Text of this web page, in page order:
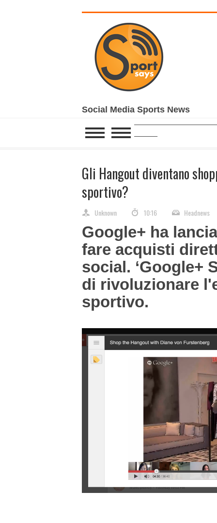
Social Media Sports News
__________________________
Gli Hangout diventano
sportivo?
Unknown 10:16 Headnews
Google+ ha
fare acquisti
social. ‘Google+
di rivoluzionare
sportivo.